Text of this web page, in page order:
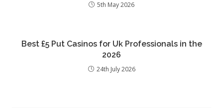
5th May 2026
Best £5 Put Casinos for Uk Professionals in the
2026
24th July 2026